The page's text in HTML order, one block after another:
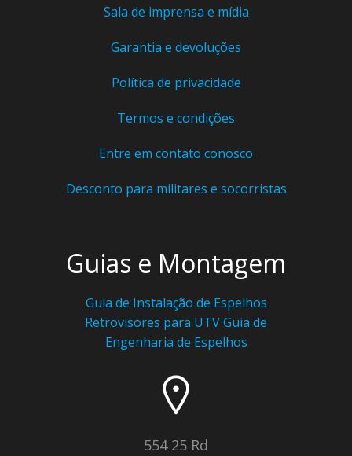
Sala de imprensa e mídia
Garantia e devoluções
Política de privacidade
Termos e condições
Entre em contato conosco
Desconto para militares e socorristas
Guias e Montagem
Guia de Instalação de Espelhos
Retrovisores para UTVGuia de
Engenharia de Espelhos
554 25 Rd